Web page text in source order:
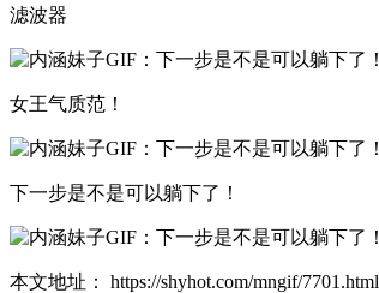
滤波器
女王气质范！
下一步是不是可以躺下了！
本文地址： https://shyhot.com/mngif/7701.html